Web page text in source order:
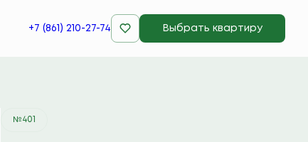
+7 (861) 210-27-74 Выбрать квартиру
Забронировать
№401